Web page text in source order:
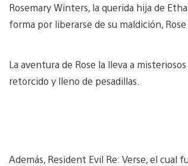
Rosemary Winters, la querida hija de
forma por liberarse de su maldición,
La aventura de Rose la lleva a
retorcido y lleno de pesadillas.
Además, Resident Evil Re: Verse, el